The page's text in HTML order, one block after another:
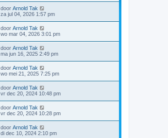
door Arnold Tak
za jul 04, 2026 1:57 pm
door Arnold Tak
wo mar 04, 2026 3:01 pm
door Arnold Tak
ma jun 16, 2025 2:49 pm
door Arnold Tak
wo mei 21, 2025 7:25 pm
door Arnold Tak
vr dec 20, 2024 10:48 pm
door Arnold Tak
vr dec 20, 2024 10:28 pm
door Arnold Tak
di dec 10, 2024 2:10 pm